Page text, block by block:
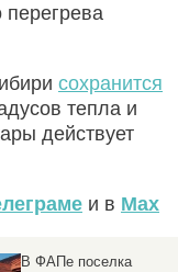
сохранится
тепла и
действует
и в Max
В ФАПе поселка